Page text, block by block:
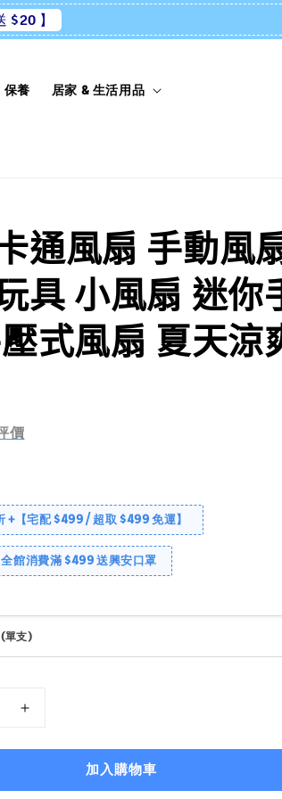
】
保養 居家 & 生活用品
通風扇 手動風
具 小風扇 迷你
式風扇 夏天涼
價
+【宅配 $499 / 超取 $499 免運】
館消費滿 $499 送興安口罩
加入購物車